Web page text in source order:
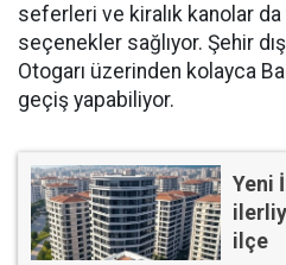
seferleri ve kiralık kanolar
seçenekler sağlıyor. Şehir
Otogarı üzerinden kolayca
geçiş yapabiliyor.
Yeni
ilçe